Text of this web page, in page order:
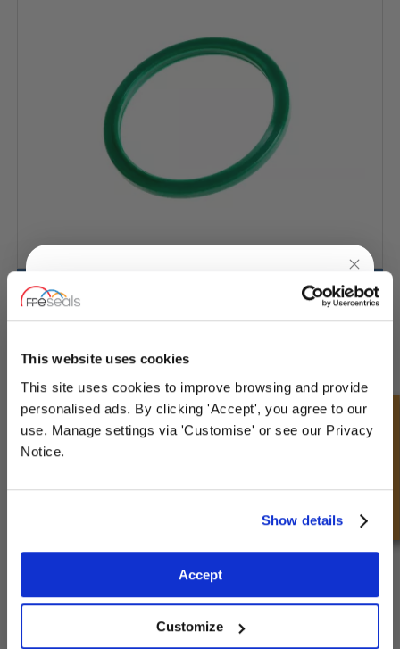
This website uses cookies
This site uses cookies to improve browsing and provide
personalised ads. By clicking 'Accept', you agree to our
use. Manage settings via 'Customise' or see our Privacy
Notice.
Show details
Accept
Customize
Guarnizione a Flangia
Guarnizione del connettore fluido - DIN3869
Richiesta Veloce
UNLOCK10% OFF
YOURFIRST ORDER
Sign up for special offers and exclusive
deals
By entering your email address you are agreeing to our
privacy policy.